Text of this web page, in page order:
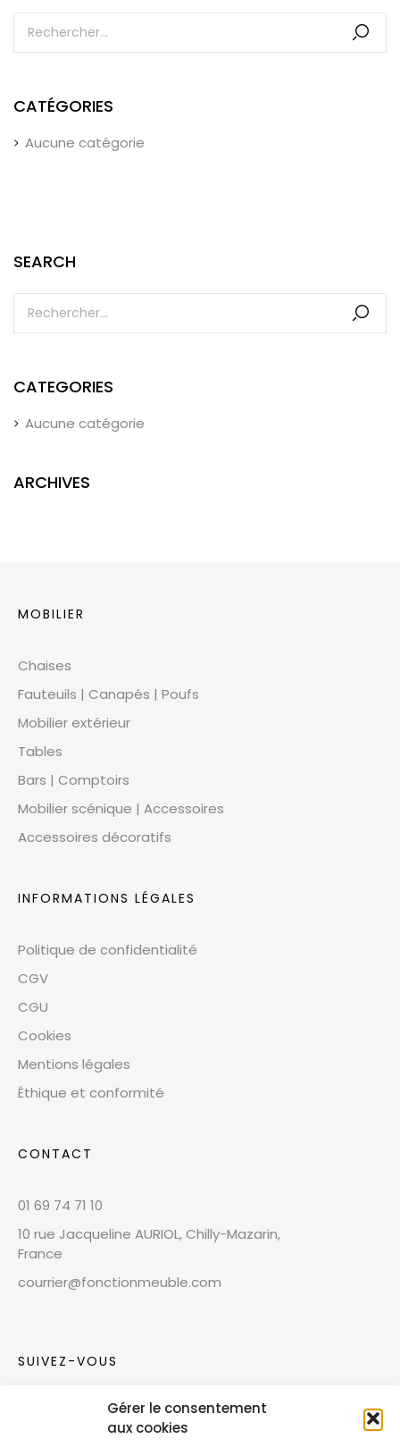
Gérer le consentement
aux cookies
CATÉGORIES
Aucune catégorie
SEARCH
CATEGORIES
Aucune catégorie
ARCHIVES
MOBILIER
Chaises
Fauteuils | Canapés | Poufs
Mobilier extérieur
Tables
Bars | Comptoirs
Mobilier scénique | Accessoires
Accessoires décoratifs
INFORMATIONS LÉGALES
Politique de confidentialité
CGV
CGU
Cookies
Mentions légales
Éthique et conformité
CONTACT
01 69 74 71 10
10 rue Jacqueline AURIOL, Chilly-Mazarin,
France
courrier@fonctionmeuble.com
SUIVEZ-VOUS
Rejoignez notre communauté sur les réseaux